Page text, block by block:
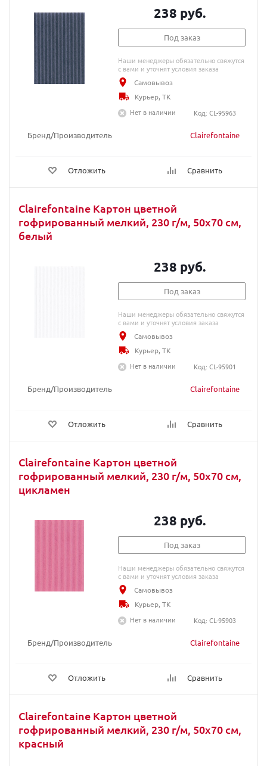
Бренд/Производитель Clairefontaine
Отложить Сравнить
238 руб.
Под заказ
Наши менеджеры обязательно свяжутся
с вами и уточнят условия заказа
Самовывоз
Курьер, ТК
Нет в наличии
Код: CL-95963
Clairefontaine Картон цветной
гофрированный мелкий, 230 г/м, 50х70 см,
белый
Бренд/Производитель Clairefontaine
Отложить Сравнить
238 руб.
Под заказ
Наши менеджеры обязательно свяжутся
с вами и уточнят условия заказа
Самовывоз
Курьер, ТК
Нет в наличии
Код: CL-95901
Clairefontaine Картон цветной
гофрированный мелкий, 230 г/м, 50х70 см,
цикламен
Бренд/Производитель Clairefontaine
Отложить Сравнить
238 руб.
Под заказ
Наши менеджеры обязательно свяжутся
с вами и уточнят условия заказа
Самовывоз
Курьер, ТК
Нет в наличии
Код: CL-95903
Clairefontaine Картон цветной
гофрированный мелкий, 230 г/м, 50х70 см,
красный